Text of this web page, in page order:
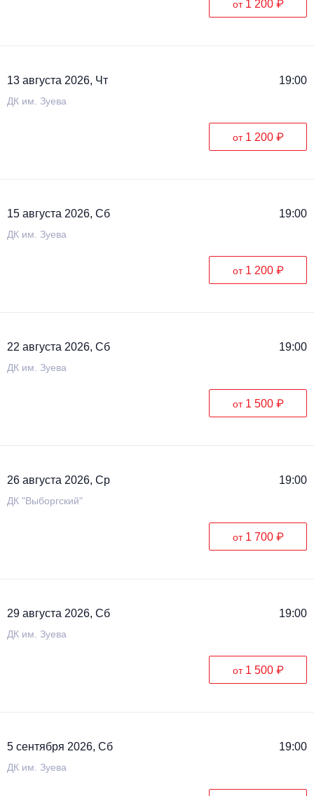
от 1 200 ₽
13 августа 2026, Чт 19:00
ДК им. Зуева
от 1 200 ₽
15 августа 2026, Сб 19:00
ДК им. Зуева
от 1 200 ₽
22 августа 2026, Сб 19:00
ДК им. Зуева
от 1 500 ₽
26 августа 2026, Ср 19:00
ДК "Выборгский"
от 1 700 ₽
29 августа 2026, Сб 19:00
ДК им. Зуева
от 1 500 ₽
5 сентября 2026, Сб 19:00
ДК им. Зуева